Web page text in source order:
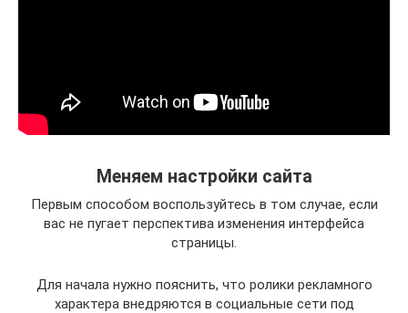
Меняем настройки сайта
Первым способом воспользуйтесь в том случае, если
вас не пугает перспектива изменения интерфейса
страницы.
Для начала нужно пояснить, что ролики рекламного
характера внедряются в социальные сети под